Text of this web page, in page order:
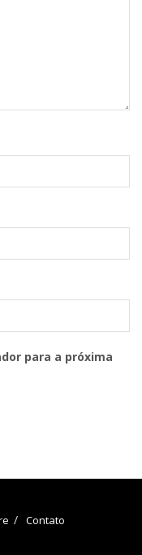
para a próxima
Contato